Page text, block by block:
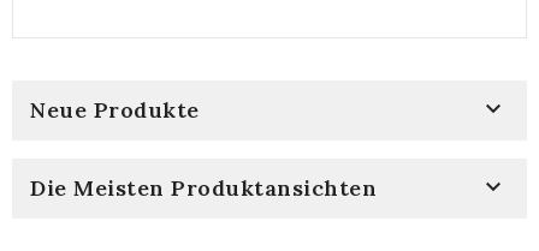
Neue Produkte 
Die Meisten Produktansichten 